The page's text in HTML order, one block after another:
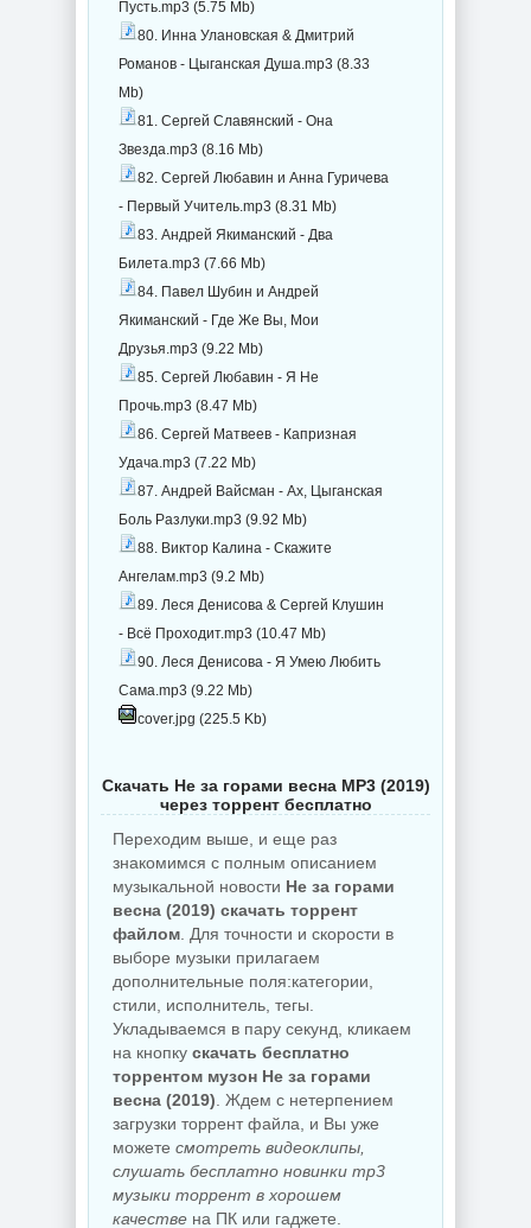
Пусть.mp3 (5.75 Mb)
80. Инна Улановская & Дмитрий
Романов - Цыганская Душа.mp3 (8.33
Mb)
81. Сергей Славянский - Она
Звезда.mp3 (8.16 Mb)
82. Сергей Любавин и Анна Гуричева
- Первый Учитель.mp3 (8.31 Mb)
83. Андрей Якиманский - Два
Билета.mp3 (7.66 Mb)
84. Павел Шубин и Андрей
Якиманский - Где Же Вы, Мои
Друзья.mp3 (9.22 Mb)
85. Сергей Любавин - Я Не
Прочь.mp3 (8.47 Mb)
86. Сергей Матвеев - Капризная
Удача.mp3 (7.22 Mb)
87. Андрей Вайсман - Ах, Цыганская
Боль Разлуки.mp3 (9.92 Mb)
88. Виктор Калина - Скажите
Ангелам.mp3 (9.2 Mb)
89. Леся Денисова & Сергей Клушин
- Всё Проходит.mp3 (10.47 Mb)
90. Леся Денисова - Я Умею Любить
Сама.mp3 (9.22 Mb)
cover.jpg (225.5 Kb)
Скачать Не за горами весна MP3 (2019)
через торрент бесплатно
Переходим выше, и еще раз
знакомимся с полным описанием
музыкальной новости Не за горами
весна (2019) скачать торрент
файлом . Для точности и скорости в
выборе музыки прилагаем
дополнительные поля:категории,
стили, исполнитель, тегы.
Укладываемся в пару секунд, кликаем
на кнопку скачать бесплатно
торрентом музон Не за горами
весна (2019) . Ждем с нетерпением
загрузки торрент файла, и Вы уже
можете смотреть видеоклипы,
слушать бесплатно новинки mp3
музыки торрент в хорошем
качестве на ПК или гаджете.